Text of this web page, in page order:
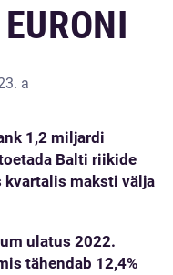
a
1,2 miljardi
Balti riikide
kvartalis maksti välja
ulatus 2022.
tähendab 12,4%